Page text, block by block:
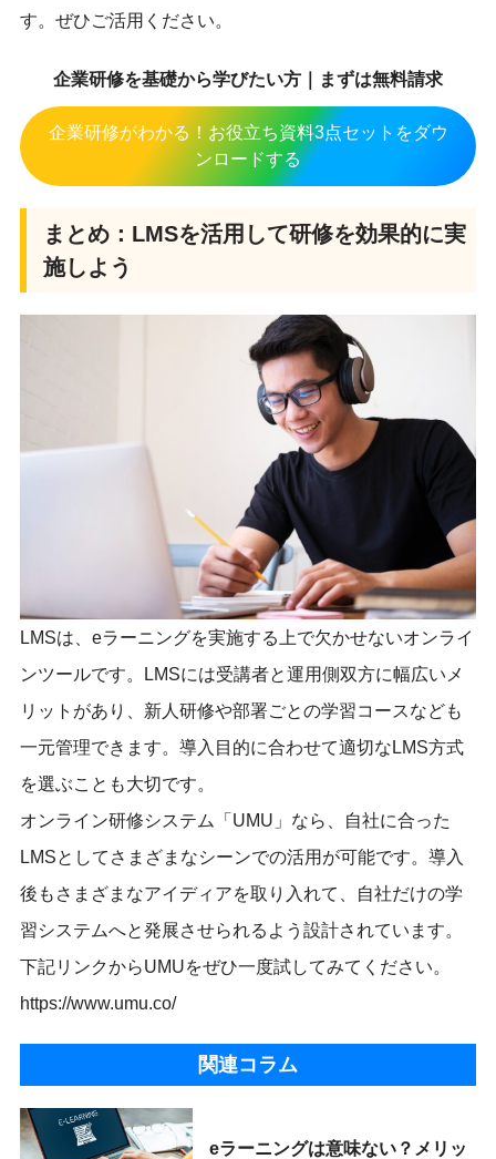
す。ぜひご活用ください。
企業研修を基礎から学びたい方｜まずは無料請求
企業研修がわかる！お役立ち資料3点セットをダウ
ンロードする
まとめ：LMSを活用して研修を効果的に実
施しよう
LMSは、eラーニングを実施する上で欠かせないオンライ
ンツールです。LMSには受講者と運用側双方に幅広いメ
リットがあり、新人研修や部署ごとの学習コースなども
一元管理できます。導入目的に合わせて適切なLMS方式
を選ぶことも大切です。
オンライン研修システム「UMU」なら、自社に合った
LMSとしてさまざまなシーンでの活用が可能です。導入
後もさまざまなアイディアを取り入れて、自社だけの学
習システムへと発展させられるよう設計されています。
下記リンクからUMUをぜひ一度試してみてください。
https://www.umu.co/
関連コラム
eラーニングは意味ない？メリッ